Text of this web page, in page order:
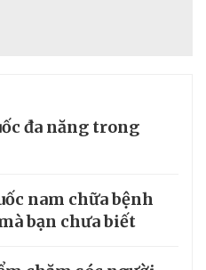
đa năng trong
nam chữa bệnh
bạn chưa biết